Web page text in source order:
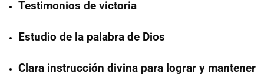
Testimonios de victoria
Estudio de la palabra de Dios
Clara instrucción divina para lograr y mantener